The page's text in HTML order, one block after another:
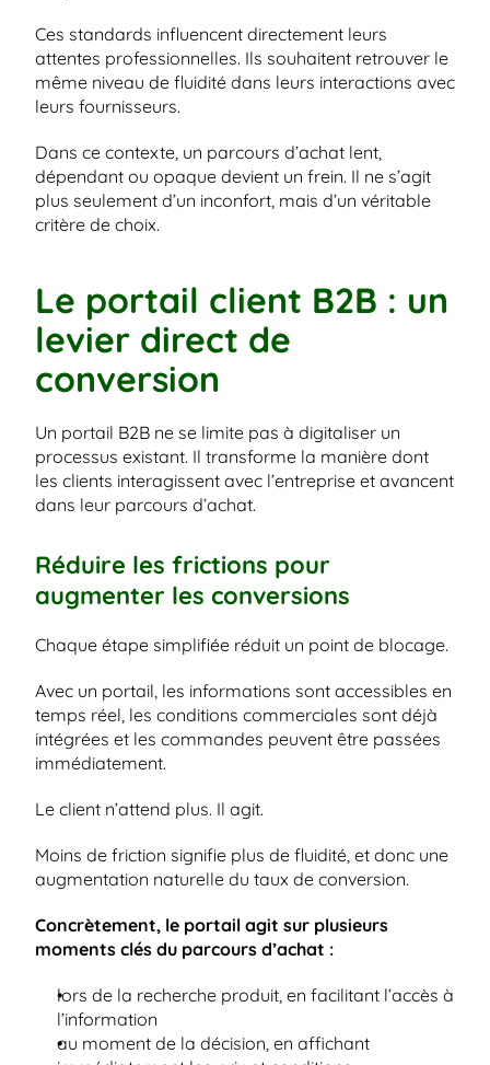
Ces standards influencent directement leurs
attentes professionnelles. Ils souhaitent retrouver le
même niveau de fluidité dans leurs interactions avec
leurs fournisseurs.
Dans ce contexte, un parcours d’achat lent,
dépendant ou opaque devient un frein. Il ne s’agit
plus seulement d’un inconfort, mais d’un véritable
critère de choix.
Le portail client B2B : un
levier direct de
conversion
Un portail B2B ne se limite pas à digitaliser un
processus existant. Il transforme la manière dont
les clients interagissent avec l’entreprise et avancent
dans leur parcours d’achat.
Réduire les frictions pour
augmenter les conversions
Chaque étape simplifiée réduit un point de blocage.
Avec un portail, les informations sont accessibles en
temps réel, les conditions commerciales sont déjà
intégrées et les commandes peuvent être passées
immédiatement.
Le client n’attend plus. Il agit.
Moins de friction signifie plus de fluidité, et donc une
augmentation naturelle du taux de conversion.
Concrètement, le portail agit sur plusieurs
moments clés du parcours d’achat :
lors de la recherche produit, en facilitant l’accès à
l’information
au moment de la décision, en affichant